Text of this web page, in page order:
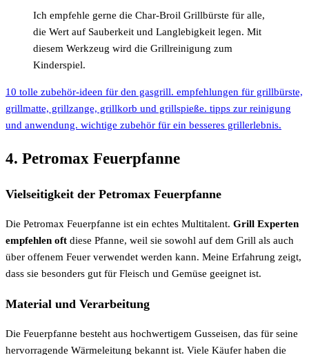
Ich empfehle gerne die Char-Broil Grillbürste für alle,
die Wert auf Sauberkeit und Langlebigkeit legen. Mit
diesem Werkzeug wird die Grillreinigung zum
Kinderspiel.
10 tolle zubehör-ideen für den gasgrill. empfehlungen für grillbürste,
grillmatte, grillzange, grillkorb und grillspieße. tipps zur reinigung
und anwendung. wichtige zubehör für ein besseres grillerlebnis.
4. Petromax Feuerpfanne
Vielseitigkeit der Petromax Feuerpfanne
Die Petromax Feuerpfanne ist ein echtes Multitalent. Grill Experten
empfehlen oft diese Pfanne, weil sie sowohl auf dem Grill als auch
über offenem Feuer verwendet werden kann. Meine Erfahrung zeigt,
dass sie besonders gut für Fleisch und Gemüse geeignet ist.
Material und Verarbeitung
Die Feuerpfanne besteht aus hochwertigem Gusseisen, das für seine
hervorragende Wärmeleitung bekannt ist. Viele Käufer haben die